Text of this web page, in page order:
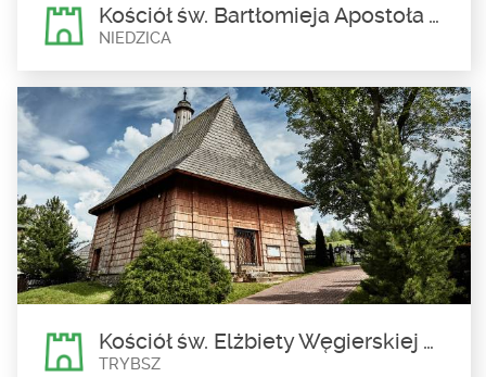
Kościół św. Bartłomieja Apostoła w Niedzicy
NIEDZICA
Kościół św. Bartłomieja
Apostoła w Niedzicy
Niedzica
Kościół św. Bartłomieja Apostoła w Niedzicy jest miejscem, w
którym odnaleźć możemy...
Kościół św. Elżbiety Węgierskiej w Trybszu
TRYBSZ